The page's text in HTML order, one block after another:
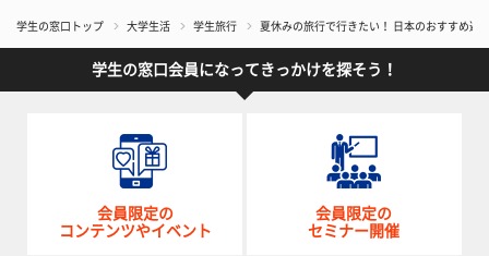
学生の窓口トップ 大学生活 学生旅行 夏休みの旅行で行きたい！ 日本のおすすめ避
学生の窓口会員になってきっかけを探そう！
会員限定の
コンテンツやイベント
会員限定の
セミナー開催